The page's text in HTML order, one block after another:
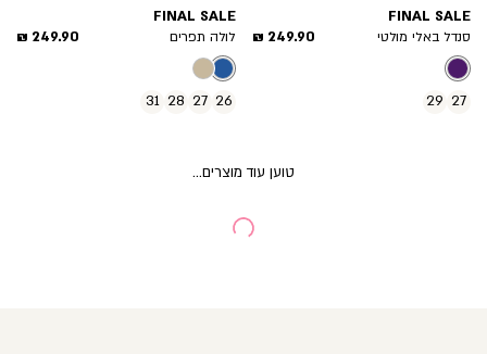
FINAL SALE
סנדל באלי מולטי
מחיר
249.90 ₪
27
29
FINAL SALE
לולה תפרים
מחיר
249.90 ₪
26
27
28
31